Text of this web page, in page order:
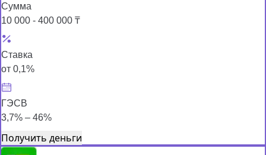
Сумма
10 000 - 400 000 ₸
Ставка
от 0,1%
ГЭСВ
3,7% – 46%
Получить деньги